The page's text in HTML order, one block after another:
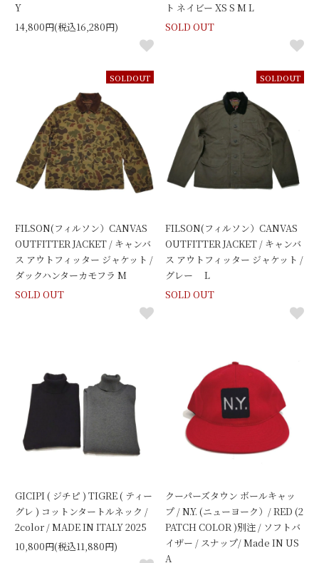
Y
14,800円(税込16,280円)
ト ネイビー XS S M L
SOLD OUT
SOLDOUT
FILSON(フィルソン）CANVAS
OUTFITTER JACKET / キャンバ
ス アウトフィッター ジャケット /
ダックハンターカモフラ M
SOLD OUT
SOLDOUT
FILSON(フィルソン）CANVAS
OUTFITTER JACKET / キャンバ
ス アウトフィッター ジャケット /
グレー L
SOLD OUT
GICIPI ( ジチピ ) TIGRE ( ティー
グレ ) コットンタートルネック /
2color / MADE IN ITALY 2025
10,800円(税込11,880円)
クーパーズタウン ボールキャッ
プ / N.Y. (ニューヨーク）/ RED (2
PATCH COLOR )別注 / ソフトバ
イザー / スナップ/ Made IN US
A